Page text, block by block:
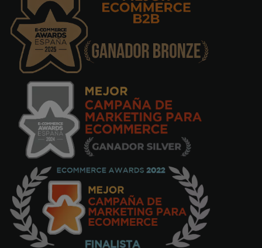
on peut le trouver moins cher, mais sans
aucune garantie qu'il arrivera ou
fonctionnera bien, car la version du
téléphone n'est pas la version espagnole. Un
site qui a été utilisé plusieurs fois et sans
Recommandé. - 12Go/128Go, Monnaie
Sofi
Il est arrivé très rapidement et bien emballé,
jusqu'à présent le téléphone fonctionne
très bien, comme un coup de feu. Je suis
très content de mon achat - 12GB/256GB,
Menta